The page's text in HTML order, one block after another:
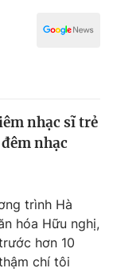
nhạc sĩ trẻ
nhạc
trình Hà
hóa Hữu nghị,
hơn 10
chí tôi